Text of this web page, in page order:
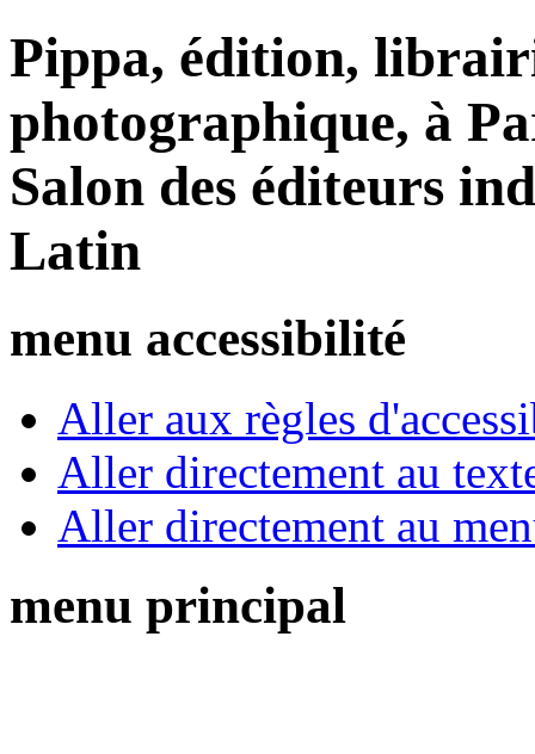
Pippa, édition,
photographique, à
Salon des éditeurs
Latin
menu accessibilité
Aller aux règles
Aller directement au
Aller directement au
menu principal